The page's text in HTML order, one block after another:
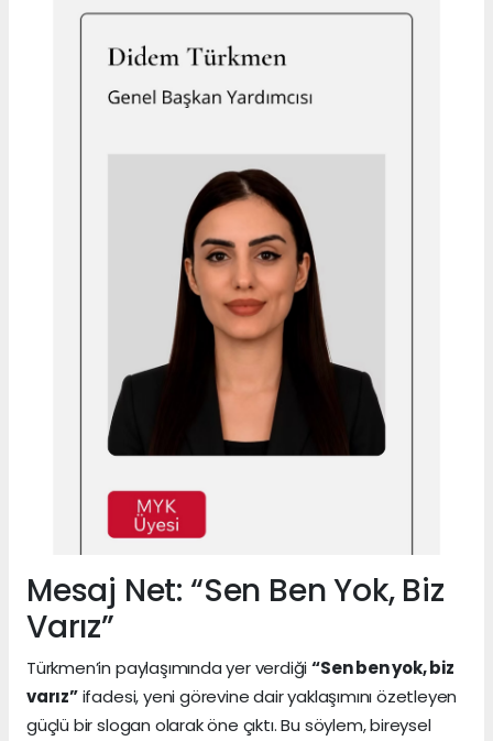
Mesaj Net: “Sen Ben Yok, Biz
Varız”
Türkmen’in paylaşımında yer verdiği“Sen ben yok, biz
varız”ifadesi, yeni görevine dair yaklaşımını özetleyen
güçlü bir slogan olarak öne çıktı. Bu söylem, bireysel